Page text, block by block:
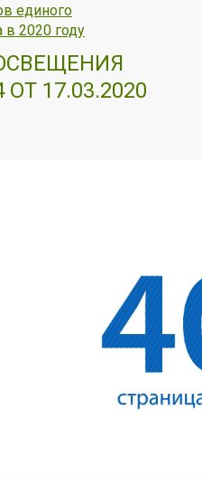
единого
в 2020 году
17.03.2020